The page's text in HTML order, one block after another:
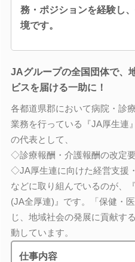
務・ポジションを経験し
境です。
JAグループの全国団体で、
ビスを届ける一助に！
各都道県郡において病院・診
業務を行っている『JA厚生連
の代表として、
◇診療報酬・介護報酬の改定
◇JA厚生連に向けた経営支援
などに取り組んでいるのが、
(JA全厚連)』です。「保健・
じ、地域社会の発展に貢献す
動しています。
仕事内容